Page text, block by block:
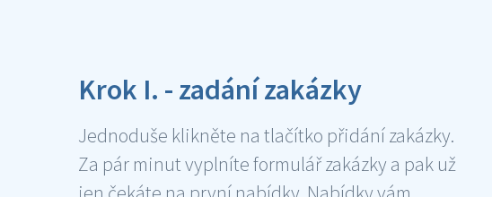
Krok I. - zadání zakázky
Jednoduše klikněte na tlačítko přidání zakázky.
Za pár minut vyplníte formulář zakázky a pak už